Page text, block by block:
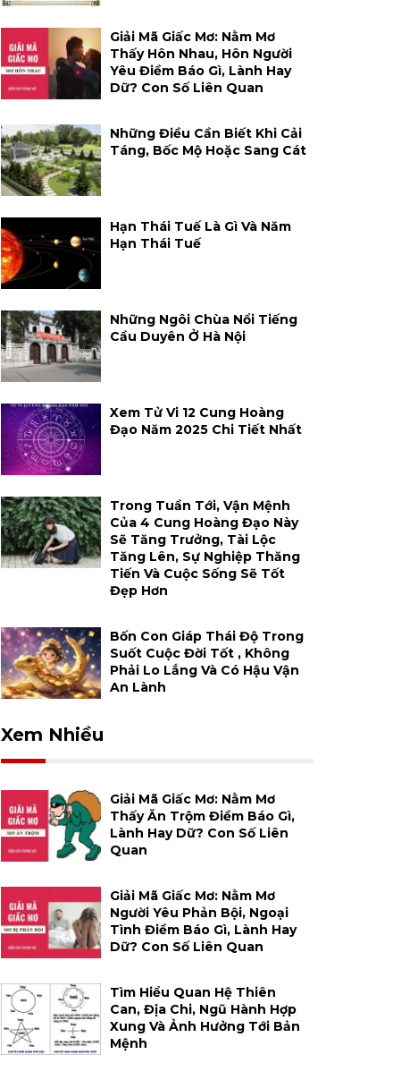
Giải Mã Giấc Mơ: Nằm Mơ
Thấy Hôn Nhau, Hôn Người
Yêu Điềm Báo Gì, Lành Hay
Dữ? Con Số Liên Quan
Những Điều Cần Biết Khi Cải
Táng, Bốc Mộ Hoặc Sang Cát
Hạn Thái Tuế Là Gì Và Năm
Hạn Thái Tuế
Những Ngôi Chùa Nổi Tiếng
Cầu Duyên Ở Hà Nội
Xem Tử Vi 12 Cung Hoàng
Đạo Năm 2025 Chi Tiết Nhất
Trong Tuần Tới, Vận Mệnh
Của 4 Cung Hoàng Đạo Này
Sẽ Tăng Trưởng, Tài Lộc
Tăng Lên, Sự Nghiệp Thăng
Tiến Và Cuộc Sống Sẽ Tốt
Đẹp Hơn
Bốn Con Giáp Thái Độ Trong
Suốt Cuộc Đời Tốt , Không
Phải Lo Lắng Và Có Hậu Vận
An Lành
Xem Nhiều
Giải Mã Giấc Mơ: Nằm Mơ
Thấy Ăn Trộm Điềm Báo Gì,
Lành Hay Dữ? Con Số Liên
Quan
Giải Mã Giấc Mơ: Nằm Mơ
Người Yêu Phản Bội, Ngoại
Tình Điềm Báo Gì, Lành Hay
Dữ? Con Số Liên Quan
Tìm Hiểu Quan Hệ Thiên
Can, Địa Chi, Ngũ Hành Hợp
Xung Và Ảnh Hưởng Tới Bản
Mệnh